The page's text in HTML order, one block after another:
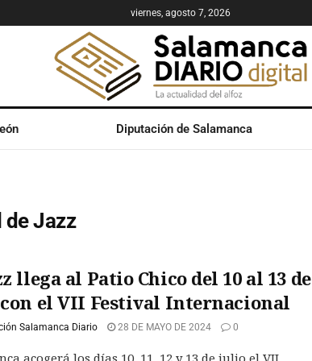
viernes, agosto 7, 2026
Diputación de Salamanca
Jazz
llega al Patio Chico del 10 al 13 de
el VII Festival Internacional
Salamanca Diario 28 DE MAYO DE 2024 0
acogerá los días 10, 11, 12 y 13 de julio el VII